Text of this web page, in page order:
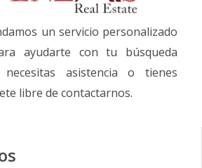
un servicio personalizado
ayudarte con tu búsqueda
asistencia o tienes
libre de contactarnos.